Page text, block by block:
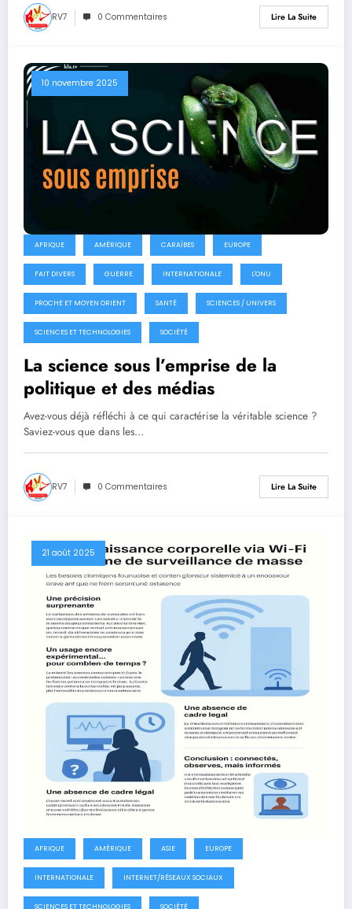
RV7 0 Commentaires Lire La Suite
10 novembre 2025
AFRIQUE AMÉRIQUE CARAÏBES EUROPE
FAIT DIVERS GUERRE INTERNATIONALE L'ONU
PROCHE ET MOYEN ORIENT SANTÉ SCIENCES / UNIVERS
SCIENCES ET TECHNOLOGIES SOCIÉTÉ
La science sous l’emprise de la
politique et des médias
Avez-vous déjà réfléchi à ce qui caractérise la véritable science ?
Saviez-vous que dans les…
RV7 0 Commentaires Lire La Suite
21 août 2025
AFRIQUE AMÉRIQUE ASIE EUROPE
INTERNATIONALE INTERNET/RÉSEAUX SOCIAUX
SCIENCES ET TECHNOLOGIES SOCIÉTÉ